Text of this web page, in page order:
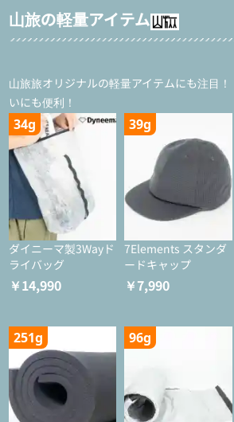
用のリスト付き
山旅の軽量アイテム
山旅旅オリジナルの軽量アイテムにも注目
いにも便利！
34g
ダイニーマ製3Wayド
ライバッグ
￥14,990
39g
7Elements スタンダ
ードキャップ
￥7,990
251g 96g